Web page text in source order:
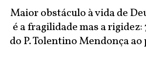
Maior obstáculo à vida de
é a fragilidade mas a rigidez:
do P. Tolentino Mendonça